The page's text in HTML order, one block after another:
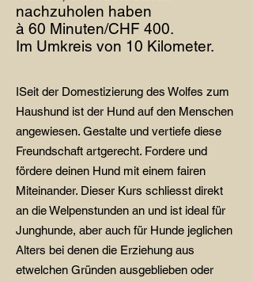
nachzuholen haben
à 60 Minuten/CHF 400.
Im Umkreis von 10 Kilometer.
ISeit der Domestizierung des Wolfes zum
Haushund ist der Hund auf den Menschen
angewiesen. Gestalte und vertiefe diese
Freundschaft artgerecht. Fordere und
fördere deinen Hund mit einem fairen
Miteinander. Dieser Kurs schliesst direkt
an die Welpenstunden an und ist ideal für
Junghunde, aber auch für Hunde jeglichen
Alters bei denen die Erziehung aus
etwelchen Gründen ausgeblieben oder